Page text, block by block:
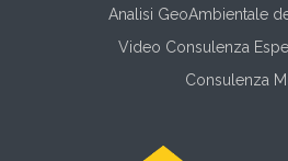
Analisi GeoAmbientale
Video Consulenza
Consulenza